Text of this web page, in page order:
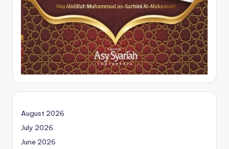
August 2026
July 2026
June 2026